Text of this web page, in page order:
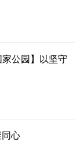
展现场见闻
家公园】以坚守
心